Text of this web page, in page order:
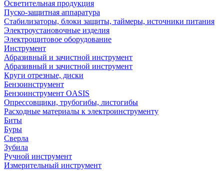
Осветительная продукция
Пуско-защитная аппаратура
Стабилизаторы, блоки защиты, таймеры, источники питания
Электроустановочные изделия
Электрощитовое оборудование
Инструмент
Абразивный и зачистной инструмент
Абразивный и зачистной инструмент
Круги отрезные, диски
Бензоинструмент
Бензоинструмент OASIS
Опрессовщики, трубогибы, листогибы
Расходные материалы к электроинструменту
Биты
Буры
Сверла
Зубила
Ручной инструмент
Измерительный инструмент